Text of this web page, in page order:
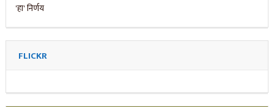
FLICKR